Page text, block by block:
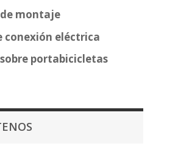
montaje
conexión eléctrica
portabicicletas